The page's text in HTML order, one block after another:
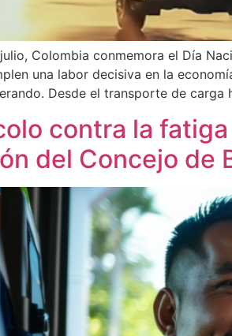
Colombia conmemora el Día
una labor decisiva en la
Desde el transporte de
contra la
del Concejo de